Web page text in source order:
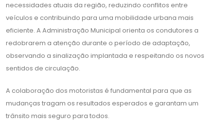
necessidades atuais da região, reduzindo conflitos entre
veículos e contribuindo para uma mobilidade urbana mais
eficiente. A Administração Municipal orienta os condutores a
redobrarem a atenção durante o período de adaptação,
observando a sinalização implantada e respeitando os novos
sentidos de circulação.
A colaboração dos motoristas é fundamental para que as
mudanças tragam os resultados esperados e garantam um
trânsito mais seguro para todos.